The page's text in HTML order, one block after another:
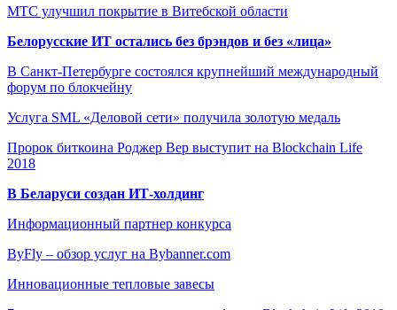
МТС улучшил покрытие в Витебской области
Белорусские ИТ остались без брэндов и без «лица»
В Санкт-Петербурге состоялся крупнейший международный
форум по блокчейну
Услуга SML «Деловой сети» получила золотую медаль
Пророк биткоина Роджер Вер выступит на Blockchain Life
2018
В Беларуси создан ИТ-холдинг
Информационный партнер конкурса
ByFly – обзор услуг на Bybanner.com
Инновационные тепловые завесы